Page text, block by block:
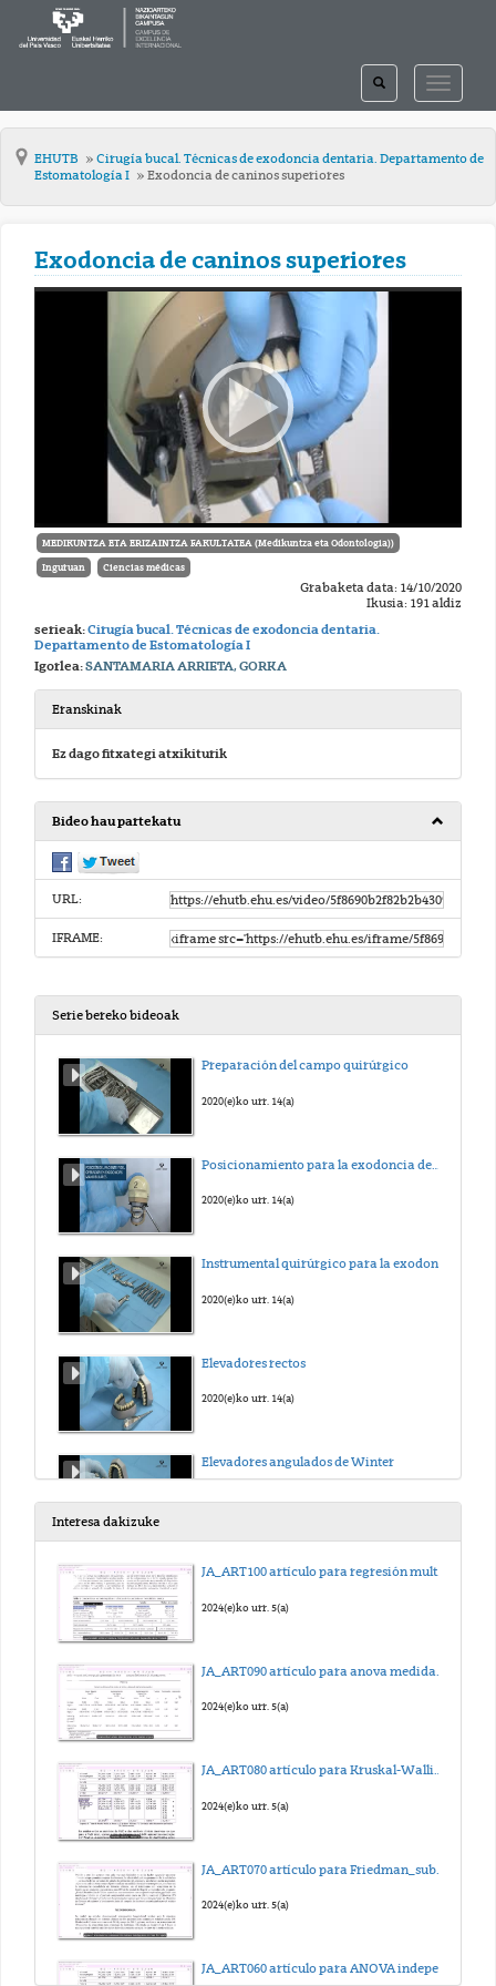
TOGGLE
TOGGLE
SEARCH
EHUTB
Cirugía bucal. Técnicas de exodoncia dentaria. Departamento de
Estomatología I
Exodoncia de caninos superiores
Exodoncia de caninos superiores
MEDIKUNTZA ETA ERIZAINTZA FAKULTATEA (Medikuntza eta Odontologia))
Inguruan Ciencias médicas
Grabaketa data: 14/10/2020
Ikusia: 191 aldiz
serieak:Cirugía bucal. Técnicas de exodoncia dentaria.
Departamento de Estomatología I
Igorlea:SANTAMARIA ARRIETA, GORKA
Eranskinak
Ez dago fitxategi atxikiturik
Bideo hau partekatu
URL:
IFRAME:
Serie bereko bideoak
Preparación del campo quirúrgico
2020(e)ko urr. 14(a)
2020(e)ko urr. 14(a)
2020(e)ko urr. 14(a)
Elevadores rectos
2020(e)ko urr. 14(a)
Elevadores angulados de Winter
Interesa dakizuke
JA_ART100 artículo para regresión multilineal_sub_eus
2024(e)ko urr. 5(a)
2024(e)ko urr. 5(a)
JA_ART080 artículo para Kruskal-Wallis_sub_eus
2024(e)ko urr. 5(a)
2024(e)ko urr. 5(a)